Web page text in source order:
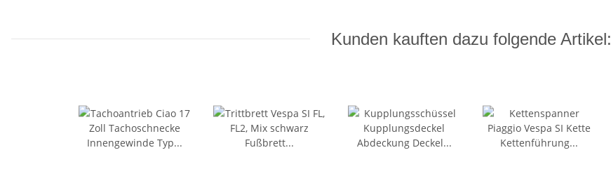
Kunden kauften dazu folgende Artikel: